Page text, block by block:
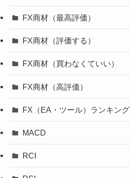
FX商材（最高評価）
FX商材（評価する）
FX商材（買わなくていい）
FX商材（高評価）
FX（EA・ツール）ランキング
MACD
RCI